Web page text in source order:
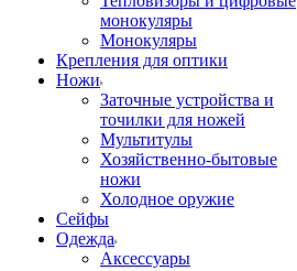
монокуляры
Монокуляры
Крепления для оптики
Ножи
Заточные устройства и
точилки для ножей
Мультитулы
Хозяйственно-бытовые
ножи
Холодное оружие
Сейфы
Одежда
Аксессуары